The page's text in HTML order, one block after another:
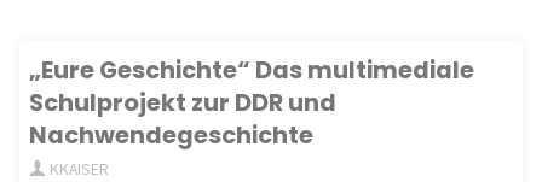
Deportationen
der
App
zur
„Eure Geschichte“ Das multimediale
Schulprojekt zur DDR und
Nachwendegeschichte
KKAISER